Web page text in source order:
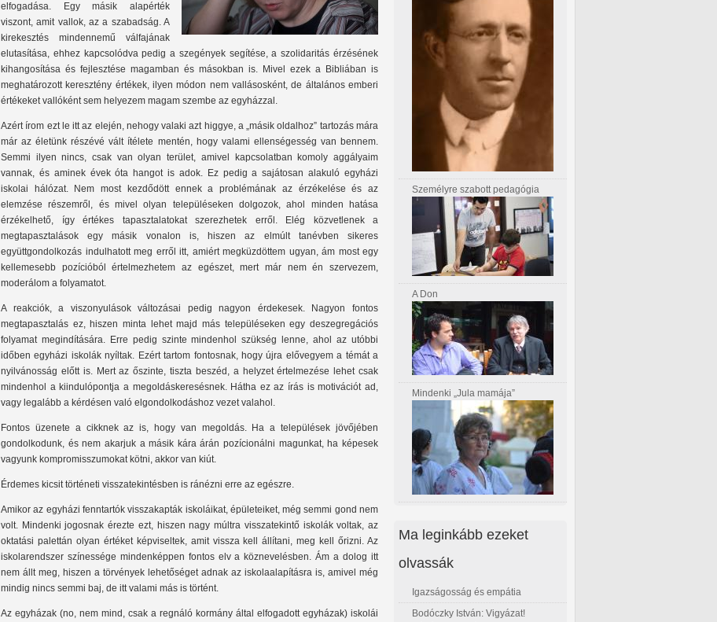
elfogadása. Egy másik alapérték
viszont, amit vallok, az a szabadság. A
kirekesztés mindennemű válfajának
elutasítása, ehhez kapcsolódva pedig a szegények segítése, a szolidaritás érzésének
kihangosítása és fejlesztése magamban és másokban is. Mivel ezek a Bibliában is
meghatározott keresztény értékek, ilyen módon nem vallásosként, de általános emberi
értékeket vallóként sem helyezem magam szembe az egyházzal.
Azért írom ezt le itt az elején, nehogy valaki azt higgye, a „másik oldalhoz” tartozás mára
már az életünk részévé vált ítélete mentén, hogy valami ellenségesség van bennem.
Semmi ilyen nincs, csak van olyan terület, amivel kapcsolatban komoly aggályaim
vannak, és aminek évek óta hangot is adok. Ez pedig a sajátosan alakuló egyházi
iskolai hálózat. Nem most kezdődött ennek a problémának az érzékelése és az
elemzése részemről, és mivel olyan településeken dolgozok, ahol minden hatása
érzékelhető, így értékes tapasztalatokat szerezhetek erről. Elég közvetlenek a
megtapasztalások egy másik vonalon is, hiszen az elmúlt tanévben sikeres
együttgondolkozás indulhatott meg erről itt, amiért megküzdöttem ugyan, ám most egy
kellemesebb pozícióból értelmezhetem az egészet, mert már nem én szervezem,
moderálom a folyamatot.
A reakciók, a viszonyulások változásai pedig nagyon érdekesek. Nagyon fontos
megtapasztalás ez, hiszen minta lehet majd más településeken egy deszegregációs
folyamat megindítására. Erre pedig szinte mindenhol szükség lenne, ahol az utóbbi
időben egyházi iskolák nyíltak. Ezért tartom fontosnak, hogy újra elővegyem a témát a
nyilvánosság előtt is. Mert az őszinte, tiszta beszéd, a helyzet értelmezése lehet csak
mindenhol a kiindulópontja a megoldáskeresésnek. Hátha ez az írás is motivációt ad,
vagy legalább a kérdésen való elgondolkodáshoz vezet valahol.
Fontos üzenete a cikknek az is, hogy van megoldás. Ha a települések jövőjében
gondolkodunk, és nem akarjuk a másik kára árán pozícionálni magunkat, ha képesek
vagyunk kompromisszumokat kötni, akkor van kiút.
Érdemes kicsit történeti visszatekintésben is ránézni erre az egészre.
Amikor az egyházi fenntartók visszakapták iskoláikat, épületeiket, még semmi gond nem
volt. Mindenki jogosnak érezte ezt, hiszen nagy múltra visszatekintő iskolák voltak, az
oktatási palettán olyan értéket képviseltek, amit vissza kell állítani, meg kell őrizni. Az
iskolarendszer színessége mindenképpen fontos elv a köznevelésben. Ám a dolog itt
nem állt meg, hiszen a törvények lehetőséget adnak az iskolaalapításra is, amivel még
mindig nincs semmi baj, de itt valami más is történt.
Az egyházak (no, nem mind, csak a regnáló kormány által elfogadott egyházak) iskolái
Személyre szabott pedagógia
A Don
Mindenki „Jula mamája”
Ma leginkább ezeket
olvassák
Igazságosság és empátia
Bodóczky István: Vigyázat!